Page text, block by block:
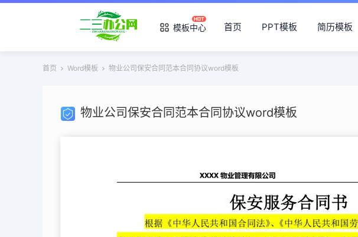
模板中心 首页 PPT模板 简历模板
首页 Word模板 物业公司保安合同范本合同协议word模板
物业公司保安合同范本合同协议word模板